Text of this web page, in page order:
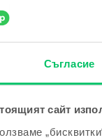
Съгласие
сайт
в кутията?